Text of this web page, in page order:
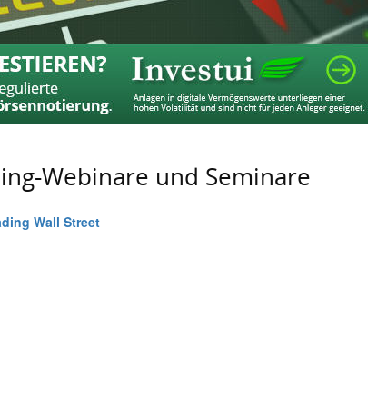
Webinare und Seminare